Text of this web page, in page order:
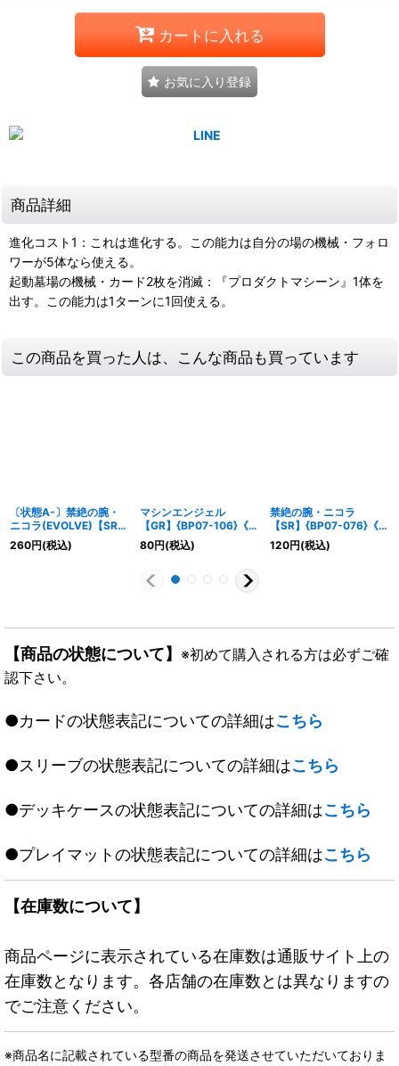
カートに入れる
お気に入り登録
商品詳細
進化コスト1：これは進化する。この能力は自分の場の機械・フォロ
ワーが5体なら使える。
起動墓場の機械・カード2枚を消滅：『プロダクトマシーン』1体を
出す。この能力は1ターンに1回使える。
この商品を買った人は、こんな商品も買っています
〔状態A-〕禁絶の腕・
ニコラ(EVOLVE)【SR】
{BP07-077}《ナイトメ
ア》
260円(税込)
マシンエンジェル
【GR】{BP07-106}《ニ
ュートラル》
80円(税込)
禁絶の腕・ニコラ
【SR】{BP07-076}《ナ
イトメア》
120円(税込)
【商品の状態について】 ※初めて購入される方は必ずご確
認下さい。
●カードの状態表記についての詳細はこちら
●スリーブの状態表記についての詳細はこちら
●デッキケースの状態表記についての詳細はこちら
●プレイマットの状態表記についての詳細はこちら
【在庫数について】
商品ページに表示されている在庫数は通販サイト上の
在庫数となります。各店舗の在庫数とは異なりますの
でご注意ください。
※商品名に記載されている型番の商品を発送させていただいておりま